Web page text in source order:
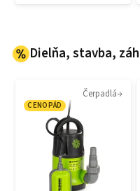
Dielňa, stavba,
Čerpadlá
CENOPÁD